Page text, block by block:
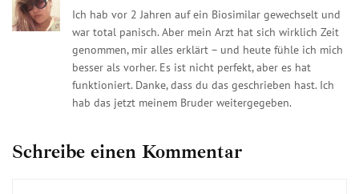
Ich hab vor 2 Jahren auf ein Biosimilar gewechselt und
war total panisch. Aber mein Arzt hat sich wirklich Zeit
genommen, mir alles erklärt – und heute fühle ich mich
besser als vorher. Es ist nicht perfekt, aber es hat
funktioniert. Danke, dass du das geschrieben hast. Ich
hab das jetzt meinem Bruder weitergegeben.
Schreibe einen Kommentar